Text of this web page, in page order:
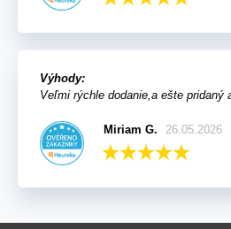
Výhody:
Veľmi rýchle dodanie,a ešte pridaný
Miriam G. 26.05.2026